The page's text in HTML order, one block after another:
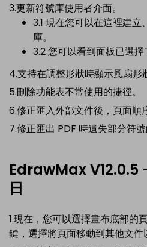
3.更新符號庫使用者介面。
3.1 現在您可以在這裡建
庫。
3.2 您可以看到面板已選擇
4.支持在調整形狀時顯示風扇形
5.刪除功能表不常使用的捷徑。
6.修正匯入外部文件後，頁面順
7.修正匯出 PDF 時遺失部分符號
EdrawMax V12.0.5
日
1.現在，您可以選擇畫布底部的
鍵，選擇將頁面移動到其他文件